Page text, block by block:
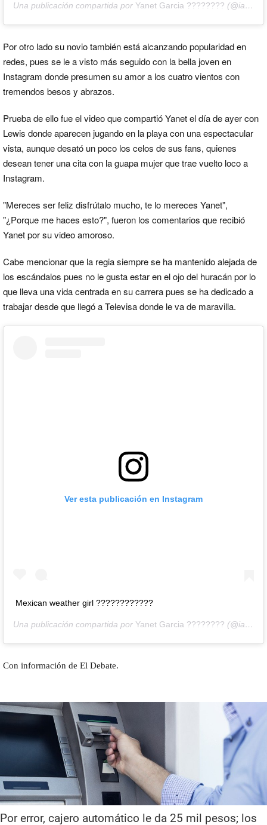
Una publicación compartida por Yanet Garcia ???????? (@iamyanetgarcia) el
Por otro lado su novio también está alcanzando popularidad en
redes, pues se le a visto más seguido con la bella joven en
Instagram donde presumen su amor a los cuatro vientos con
tremendos besos y abrazos.
Prueba de ello fue el video que compartió Yanet el día de ayer con
Lewis donde aparecen jugando en la playa con una espectacular
vista, aunque desató un poco los celos de sus fans, quienes
desean tener una cita con la guapa mujer que trae vuelto loco a
Instagram.
"Mereces ser feliz disfrútalo mucho, te lo mereces Yanet",
"¿Porque me haces esto?", fueron los comentarios que recibió
Yanet por su video amoroso.
Cabe mencionar que la regia siempre se ha mantenido alejada de
los escándalos pues no le gusta estar en el ojo del huracán por lo
que lleva una vida centrada en su carrera pues se ha dedicado a
trabajar desde que llegó a Televisa donde le va de maravilla.
Ver esta publicación en Instagram
Mexican weather girl ????????????
Una publicación compartida por Yanet Garcia ???????? (@iamyanetgarcia) el
Con información de El Debate.
Por error, cajero automático le da 25 mil pesos; los